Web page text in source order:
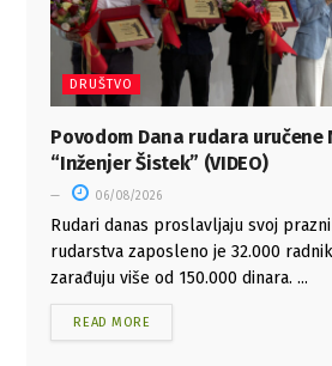
DRUŠTVO
Povodom Dana rudara uručene
“Inženjer Šistek” (VIDEO)
06/08/2026
Rudari danas proslavljaju svoj
rudarstva zaposleno je 32.000
zarađuju više od 150.000 dinara. ...
READ MORE